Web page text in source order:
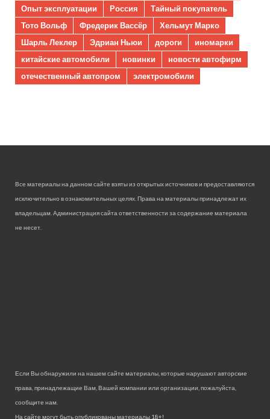
Опыт эксплуатации
Россия
Тайный покупатель
Тото Вольф
Фредерик Вассёр
Хельмут Марко
Шарль Леклер
Эдриан Ньюи дороги
иномарки
китайские автомобили
новинки
новости автофирм
отечественный автопром
электромобили
Все материалы на данном сайте взяты из открытых источников и предоставляются
исключительно в ознакомительных целях. Права на материалы принадлежат их
владельцам. Администрация сайта ответственности за содержание материала
не несет.
Если Вы обнаружили на нашем сайте материалы, которые нарушают авторские
права, принадлежащие Вам, Вашей компании или организации, пожалуйста,
сообщите нам.
На сайте могут быть опубликованы материалы 18+!